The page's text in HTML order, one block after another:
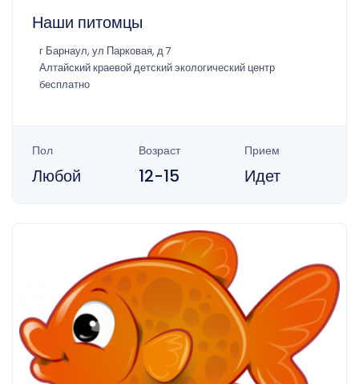
Наши питомцы
г Барнаул, ул Парковая, д 7
Алтайский краевой детский экологический центр
бесплатно
Пол
Любой
Возраст
12-15
Прием
Идет